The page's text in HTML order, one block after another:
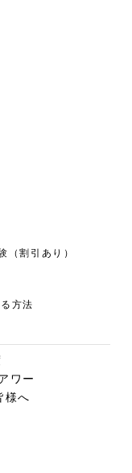
（割引あり）
方法
ワー
様へ